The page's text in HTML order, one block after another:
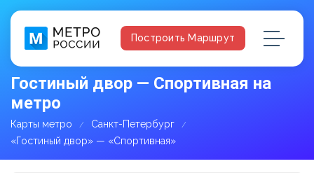
Построить Маршрут
Гостиный двор — Спортивная на
метро
Карты метро
Санкт-Петербург
«Гостиный двор» — «Спортивная»